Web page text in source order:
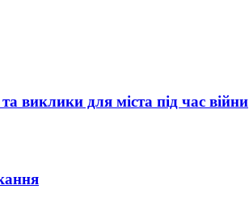
виклики для міста під час війни